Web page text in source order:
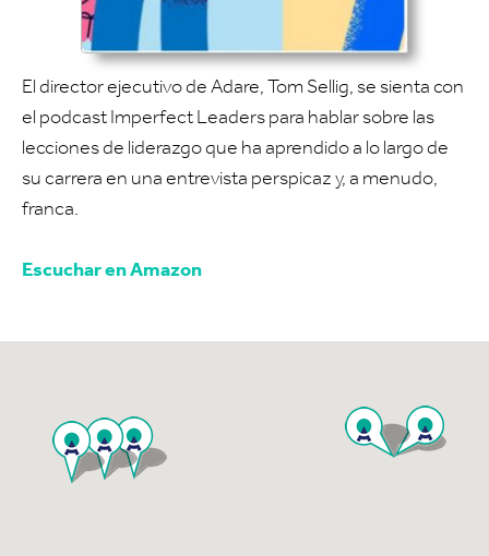
El director ejecutivo de Adare, Tom Sellig, se sienta con
el podcast Imperfect Leaders para hablar sobre las
lecciones de liderazgo que ha aprendido a lo largo de
su carrera en una entrevista perspicaz y, a menudo,
franca.
Escuchar en Amazon